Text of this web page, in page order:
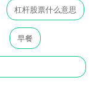
杠杆股票什么意思
早餐